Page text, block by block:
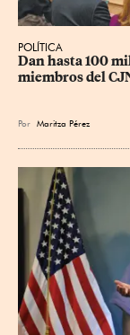
POLÍTICA
Dan hasta 100
miembros del
Por Maritza Pérez